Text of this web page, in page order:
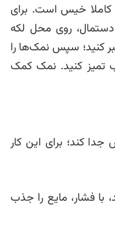
کاملا خیس است. برای
دستمال، روی محل لکه
حدود ۳۰ دقیقه صبر کنید؛ سپس نمک‌ها را
تمیز کنید. نمک کمک
جدا کند؛ برای این کار
با فشار، مایع را جذب